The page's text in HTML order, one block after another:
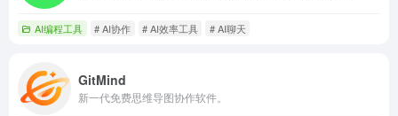
AI编程工具 # AI协作 # AI效率工具 # AI聊天
GitMind
新一代免费思维导图协作软件。